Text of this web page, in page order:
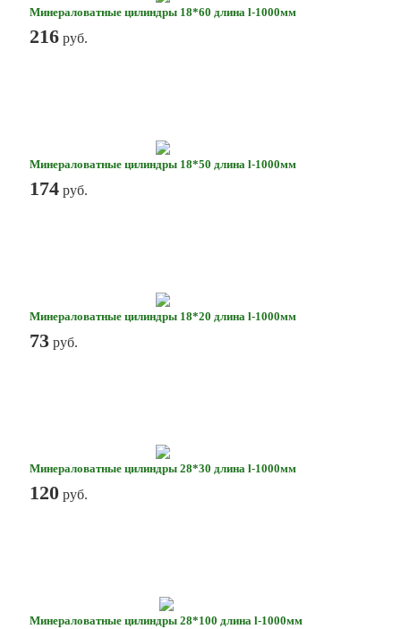
Минераловатные цилиндры 18*60 длина l-1000мм
216 руб.
Минераловатные цилиндры 18*50 длина l-1000мм
174 руб.
Минераловатные цилиндры 18*20 длина l-1000мм
73 руб.
Минераловатные цилиндры 28*30 длина l-1000мм
120 руб.
Минераловатные цилиндры 28*100 длина l-1000мм